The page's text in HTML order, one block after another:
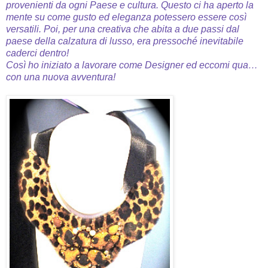
provenienti da ogni Paese e cultura. Questo ci ha aperto la
mente su come gusto ed eleganza potessero essere così
versatili. Poi, per una creativa che abita a due passi dal
paese della calzatura di lusso, era pressoché inevitabile
caderci dentro!
Così ho iniziato a lavorare come Designer ed eccomi qua…
con una nuova avventura!